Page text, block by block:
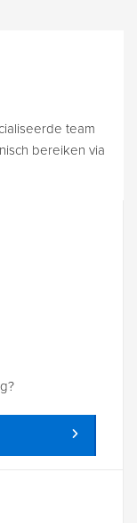
team
bereiken via